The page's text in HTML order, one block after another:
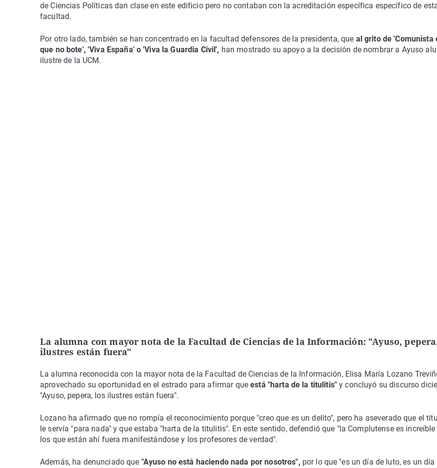
de Ciencias Políticas dan clase en este edificio pero no contaban con la acreditación específica específico de
facultad.
Por otro lado, también se han concentrado en la facultad defensores de la presidenta, que al grito de 'Comunista
que no bote', 'Viva España' o 'Viva la Guardia Civil', han mostrado su apoyo a la decisión de nombrar a Ayuso
ilustre de la UCM.
La alumna con mayor nota de la Facultad de Ciencias de la Información: "Ayuso,
ilustres están fuera"
La alumna reconocida con la mayor nota de la Facultad de Ciencias de la Información, Elisa María Lozano
aprovechado su oportunidad en el estrado para afirmar queestá "harta de la titulitis"y concluyó su discurso
"Ayuso, pepera, los ilustres están fuera".
Lozano ha afirmado que no rompía el reconocimiento porque "creo que es un delito", pero ha aseverado que el
le servía "para nada" y que estaba "harta de la titulitis". En este sentido, defendió que "la Complutense es increíble
los que están ahí fuera manifestándose y los profesores de verdad".
Además, ha denunciado que "Ayuso no está haciendo nada por nosotros", por lo que "es un día de luto, es un